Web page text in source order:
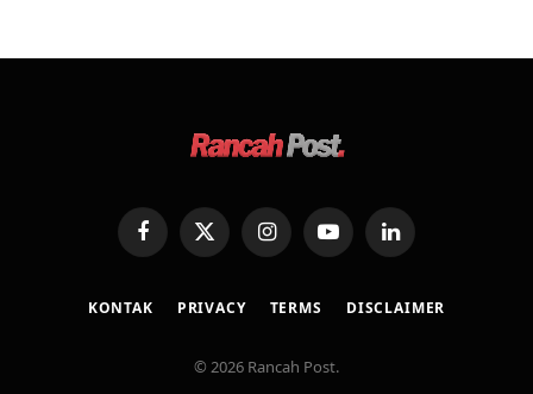
FacebookX
(Twitter)
InstagramYouTubeLinkedIn
KONTAK PRIVACY TERMS DISCLAIMER
© 2026 Rancah Post.